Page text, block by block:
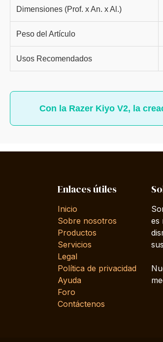
Dimensiones (Prof. x An. x Al.)
Peso del Artículo
Usos Recomendados
Con la Razer Kiyo V2, la
Enlaces útiles
Inicio
Sobre nosotros
Productos
Servicios
Legal
Política de privacidad
Ayuda
Foro
Contáctenos
es